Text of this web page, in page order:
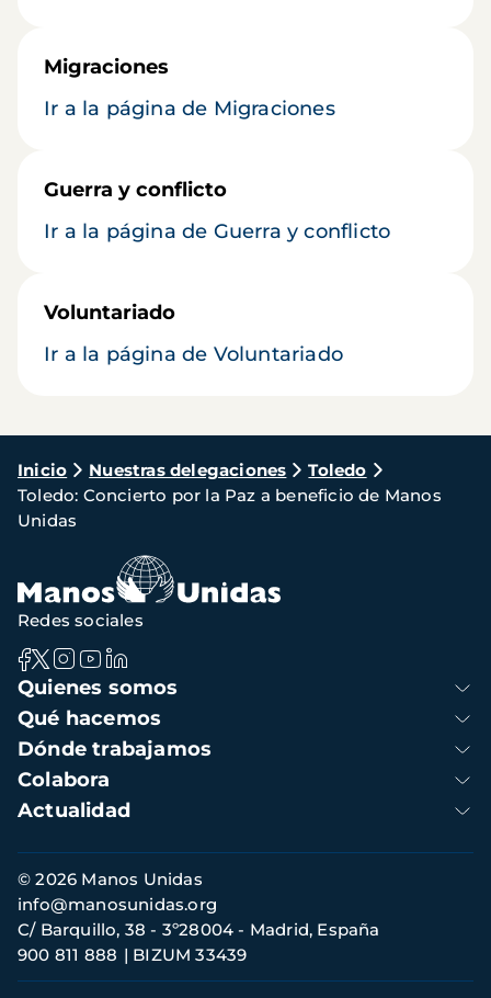
Migraciones
Ir a la página de Migraciones
Guerra y conflicto
Ir a la página de Guerra y conflicto
Voluntariado
Ir a la página de Voluntariado
Ruta
de
navegación
Inicio Nuestras delegaciones
Toledo
Toledo: Concierto por la Paz a beneficio de Manos
Unidas
Navegación
principal
Quienes somos
Qué hacemos
Dónde trabajamos
Colabora
Actualidad
Redes sociales
Información
de
contacto
© 2026 Manos Unidas
C/ Barquillo, 38 - 3º28004 - Madrid, España
900 811 888
BIZUM 33439
info@manosunidas.org